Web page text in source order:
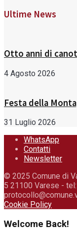
Ultime News
Otto anni di
4 Agosto 2026
Festa della
31 Luglio 2026
WhatsApp
Contatti
Newsletter
© 2025 Comune di
5 21100 Varese -
Cookie Policy
Welcome Back!